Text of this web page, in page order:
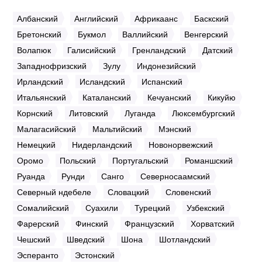
Албанский Английский Африкаанс
Баскский
Бретонский
Букмол Валлийский
Венгерский
Волапюк
Галисийский Гренландский
Датский
Западнофризский
Зулу
Индонезийский
Ирландский
Исландский
Испанский
Итальянский
Каталанский Кечуанский
Кикуйю
Корнский
Литовский Луганда
Люксембургский
Малагасийский
Мальтийский
Мэнский
Немецкий
Нидерландский
Новонорвежский
Оромо
Польский Португальский
Романшский
Руанда
Рунди Санго
Северносаамский
Северный ндебеле
Словацкий
Словенский
Сомалийский
Суахили Турецкий
Узбекский
Фарерский
Финский Французский
Хорватский
Чешский
Шведский Шона
Шотландский
Эсперанто
Эстонский